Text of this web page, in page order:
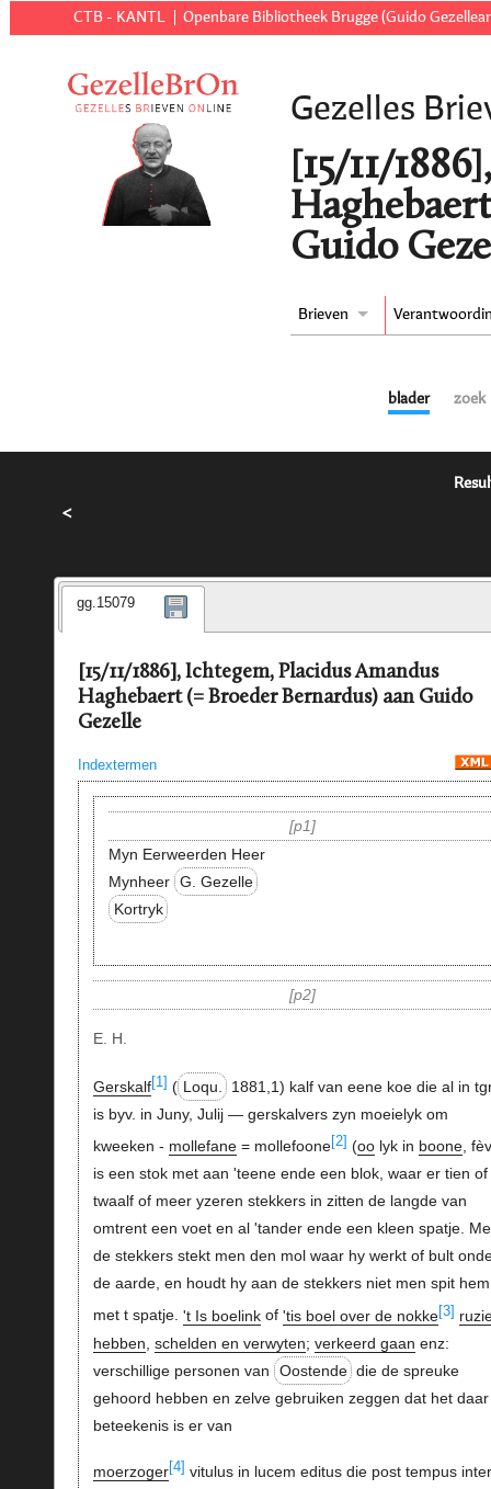
CTB - KANTL Openbare Bibliotheek Brugge (Guido
Gezelles
[15/11/
Guido
Brieven
blader zoek
<
gg.15079
[15/11/1886], Ichtegem, Placidus Amandus
Haghebaert (= Broeder Bernardus) aan Guido
Gezelle
Indextermen
p1
Myn Eerweerden Heer
Mynheer G. Gezelle
Kortryk
p2
E. H.
Gerskalf[1] ( Loqu.
1881,1) kalf van eene koe die al in
is byv. in Juny, Julij — gerskalvers zyn moeielyk om
kweeken - mollefane= mollefoone [2] (oolyk in boone,
is een stok met aan 'teene ende een blok, waar er tien of
twaalf of meer yzeren stekkers in zitten de langde van
omtrent een voet en al 'tander ende een kleen spatje.
de stekkers stekt men den mol waar hy werkt of bult
de aarde, en houdt hy aan de stekkers niet men spit
met t spatje. 't Is boelinkof 'tis boel over de nokke[3]
hebben schelden en verwyten; verkeerd gaan enz:
verschillige personen van
Oostende die de spreuke
gehoord hebben en zelve gebruiken zeggen dat het
beteekenis is er van
moerzoger[4] vitulus in lucem editus die post tempus inter